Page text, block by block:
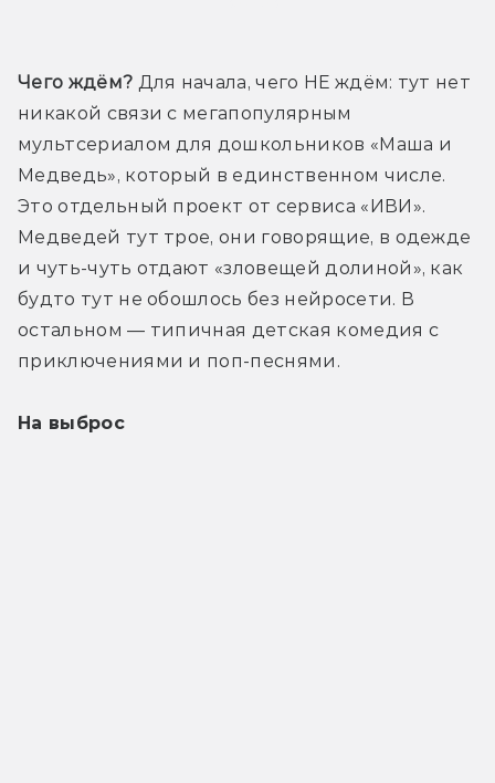
Чего ждём? Для начала, чего НЕ ждём: тут нет
никакой связи с мегапопулярным
мультсериалом для дошкольников «Маша и
Медведь», который в единственном числе.
Это отдельный проект от сервиса «ИВИ».
Медведей тут трое, они говорящие, в одежде
и чуть-чуть отдают «зловещей долиной», как
будто тут не обошлось без нейросети. В
остальном — типичная детская комедия с
приключениями и поп-песнями.
На выброс